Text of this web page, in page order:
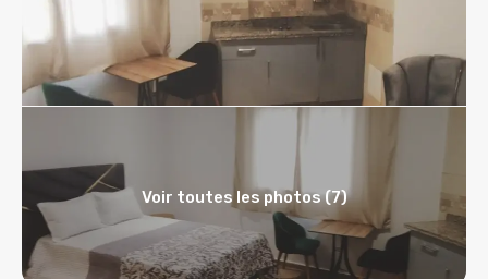
Voir toutes les photos (7)